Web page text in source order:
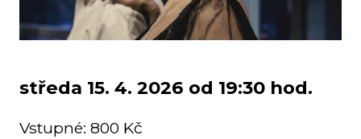
středa 15. 4. 2026 od 19:30 hod.
Vstupné: 800 Kč